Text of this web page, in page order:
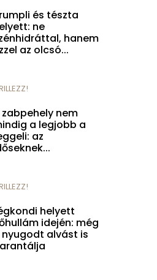
és tészta
ne
hanem
az olcsó...
zabpehely nem
a legjobb a
az
helyett
idején: még
nyugodt alvást is